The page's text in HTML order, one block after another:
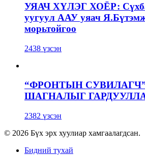
УЯАЧ ХҮЛЭГ ХОЁР:
уугуул ААУ уяач
морьтойгоо
2438 үзсэн
“ФРОНТЫН
ШАГНАЛЫГ
2382 үзсэн
© 2026 Бүх эрх хуулиар хамгаалагдсан.
Бидний тухай